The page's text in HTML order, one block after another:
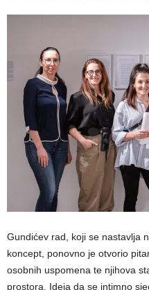
Gundićev rad, koji se nastavlja
koncept, ponovno je otvorio
osobnih uspomena te njihova
prostora. Ideja da se intimno